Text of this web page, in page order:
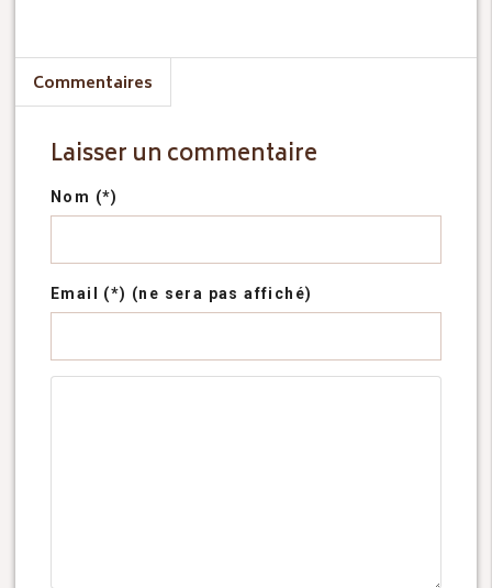
Commentaires
Laisser un commentaire
Nom (*)
Email (*) (ne sera pas affiché)